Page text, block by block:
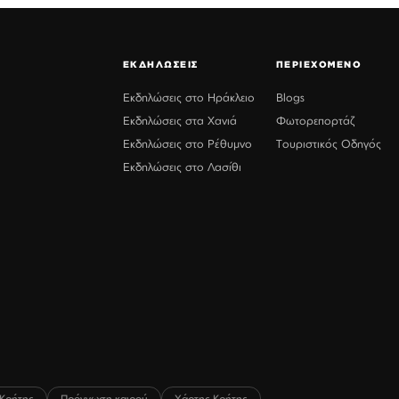
ΕΚΔΗΛΩΣΕΙΣ
Εκδηλώσεις στο Ηράκλειο
Εκδηλώσεις στα Χανιά
Εκδηλώσεις στο Ρέθυμνο
Εκδηλώσεις στο Λασίθι
ΠΕΡΙΕΧΟΜΕΝΟ
Blogs
Φωτορεπορτάζ
Τουριστικός Οδηγός